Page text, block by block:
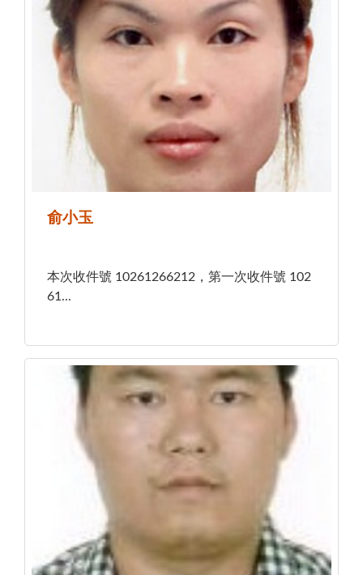
俞小玉
本次收件號 10261266212，第一次收件號 102
61...